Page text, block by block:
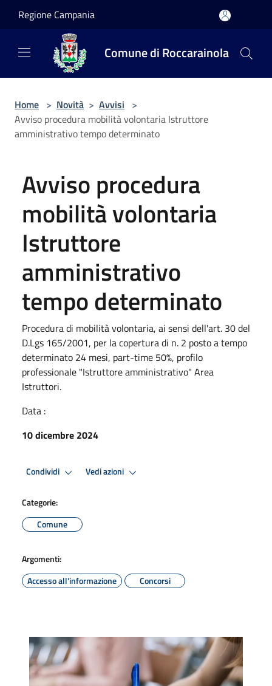
Regione Campania
Comune di Roccarainola
Home > Novità > Avvisi >
Avviso procedura mobilità volontaria Istruttore
amministrativo tempo determinato
Avviso procedura
mobilità volontaria
Istruttore
amministrativo
tempo determinato
Procedura di mobilità volontaria, ai sensi dell'art. 30 del
D.Lgs 165/2001, per la copertura di n. 2 posto a tempo
determinato 24 mesi, part-time 50%, profilo
professionale "Istruttore amministrativo" Area
Istruttori.
Data :
10 dicembre 2024
Condividi Vedi azioni
Categorie:
Comune
Argomenti:
Accesso all'informazione
Concorsi